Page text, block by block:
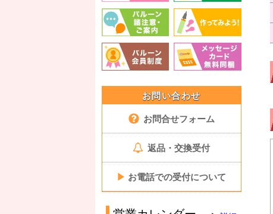
お問い合わせ
お問合せフォーム
返品・交換受付
▶ お電話での受付について